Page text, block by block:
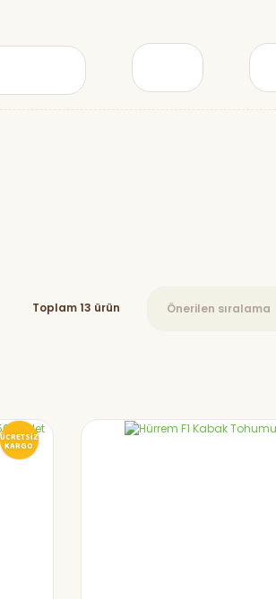
Toplam 13 ürün
ÜCRETSİZ
KARGO